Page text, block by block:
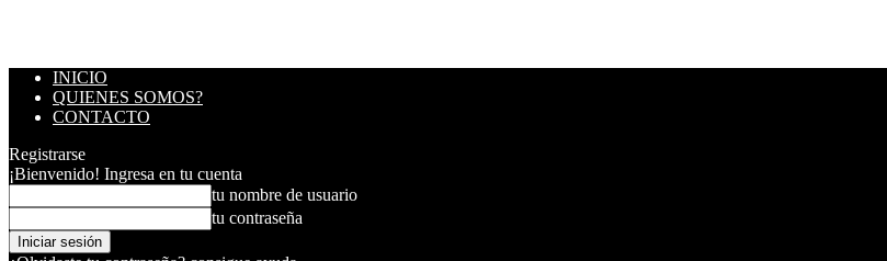
INICIO
QUIENES SOMOS?
CONTACTO
Registrarse
¡Bienvenido! Ingresa en tu cuenta
tu nombre de usuario
tu contraseña